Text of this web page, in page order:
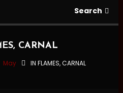
Search
CARNAL
May IN FLAMES, CARNAL